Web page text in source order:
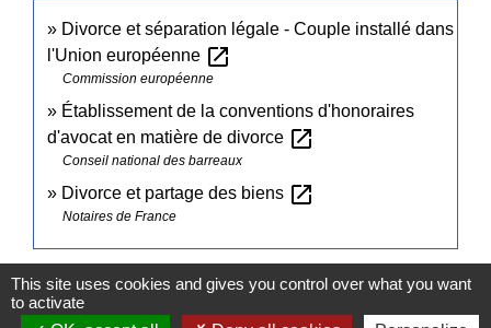
Divorce et séparation légale - Couple installé dans
l'Union européenne open_in_new
Commission européenne
Établissement de la conventions d'honoraires
d'avocat en matière de divorce open_in_new
Conseil national des barreaux
Divorce et partage des biens open_in_new
Notaires de France
Signaler une erreur sur cette page
This site uses cookies and gives you control over what you want
to activate